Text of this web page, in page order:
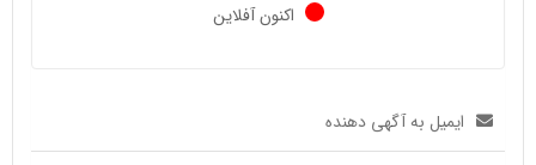
اکنون آفلاین
ایمیل به آگهی دهنده